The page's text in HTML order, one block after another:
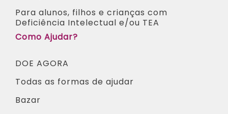
Para alunos, filhos e crianças com
Deficiência Intelectual e/ou TEA ​
Como Ajudar?
DOE AGORA
Todas as formas de ajudar
Bazar